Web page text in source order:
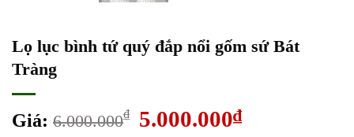
Lọ lục bình tứ quý đắp nổi gốm sứ Bát
Tràng
Giá: 6.000.000₫
Giá
5.000.000₫Giá